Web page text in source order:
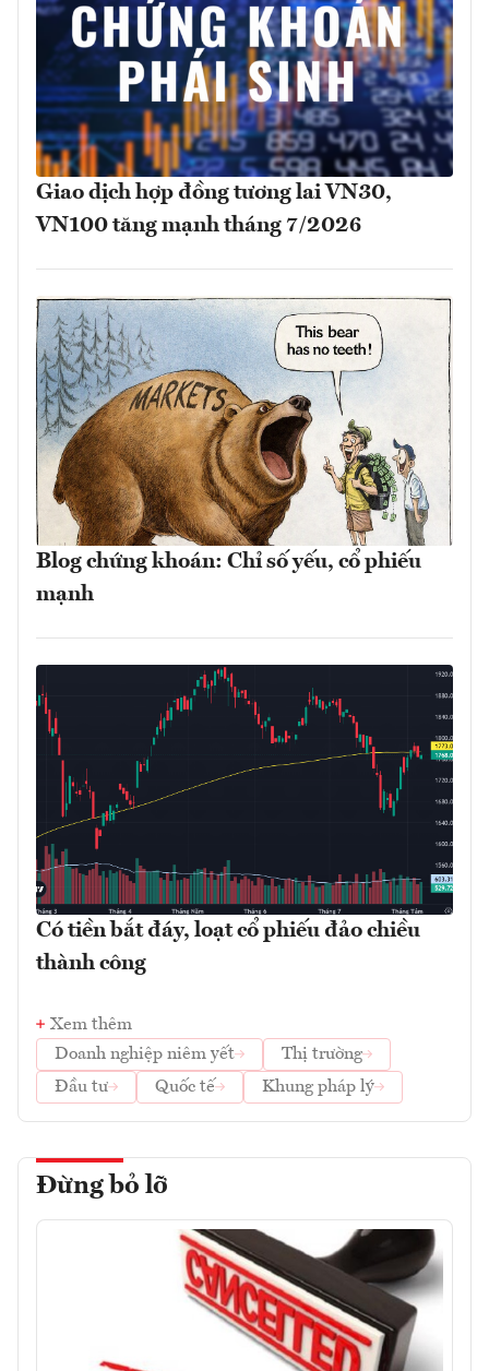
Giao dịch hợp đồng tương lai VN30,
VN100 tăng mạnh tháng 7/2026
Blog chứng khoán: Chỉ số yếu, cổ phiếu
mạnh
Có tiền bắt đáy, loạt cổ phiếu đảo chiều
thành công
Xem thêm
Doanh nghiệp niêm yết
Thị trường
Đầu tư
Quốc tế Khung pháp lý
Đừng bỏ lỡ